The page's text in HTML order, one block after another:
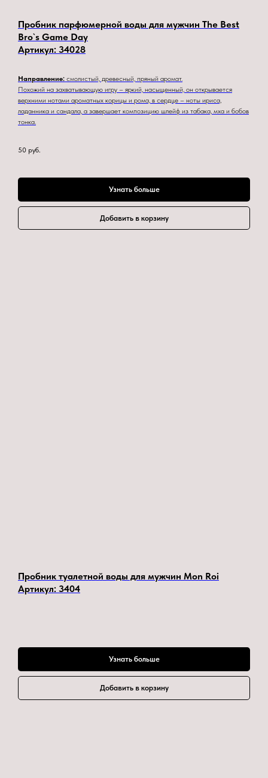
Пробник парфюмерной воды для мужчин The Best
Bro`s Game Day
Артикул: 34028
Направление: смолистый, древесный, пряный аромат.
Похожий на захватывающую игру – яркий, насыщенный, он открывается
верхними нотами ароматных корицы и рома, в сердце – ноты ириса,
ладанника и сандала, а завершает композицию шлейф из табака, мха и бобов
тонка.
50 руб.
Узнать больше
Добавить в корзину
Пробник туалетной воды для мужчин Mon Roi
Артикул: 3404
Узнать больше
Добавить в корзину